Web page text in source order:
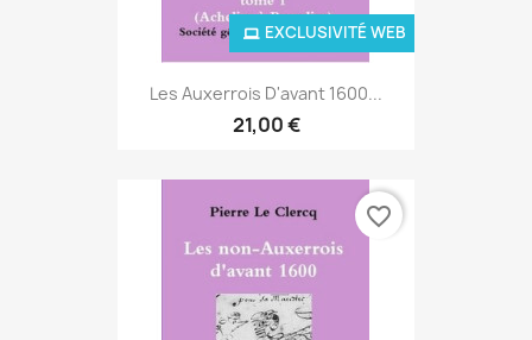
Les Auxerrois D'avant 1600...
21,00 €
EXCLUSIVITÉ WEB
favorite_border